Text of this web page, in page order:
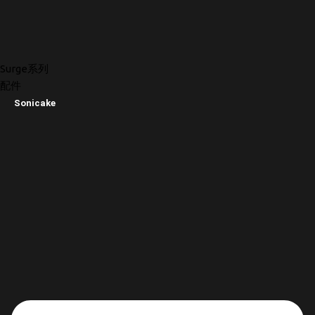
Surge系列
配件
Sonicake